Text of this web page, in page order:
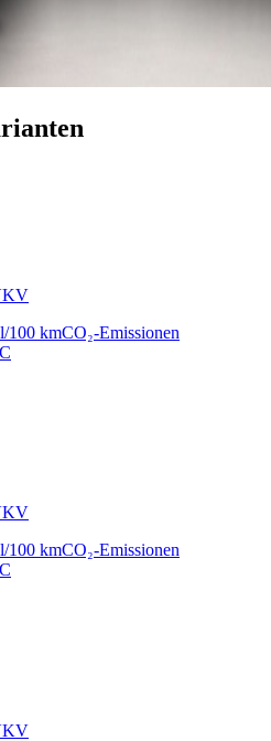
100 kmCO₂-Emissionen
C
100 kmCO₂-Emissionen
C